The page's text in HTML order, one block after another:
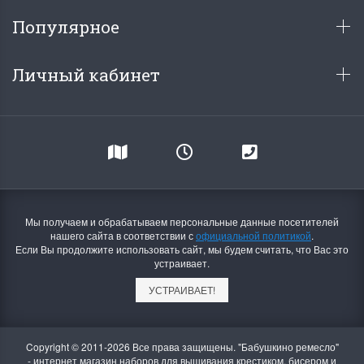
Популярное
Личный кабинет
Мы получаем и обрабатываем персональные данные посетителей
нашего сайта в соответствии софициальной политикой.
Если Вы продолжите использовать сайт, мы будем считать, что Вас это
устраивает.
УСТРАИВАЕТ!
Copyright © 2011-2026 Все права защищены. "Бабушкино ремесло"
- интернет магазин наборов для вышивания крестиком, бисером и